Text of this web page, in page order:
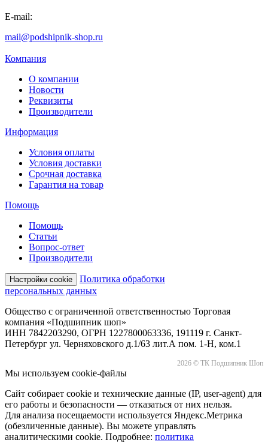
E-mail:
mail@podshipnik-shop.ru
Компания
О компании
Новости
Реквизиты
Производители
Информация
Условия оплаты
Условия доставки
Срочная доставка
Гарантия на товар
Помощь
Помощь
Статьи
Вопрос-ответ
Производители
Настройки cookie
Политика обработки
персональных данных
Общество с ограниченной ответственностью Торговая
компания «Подшипник шоп»
ИНН 7842203290, ОГРН 1227800063336, 191119 г. Санкт-
Петербург ул. Черняховского д.1/63 лит.А пом. 1-Н, ком.1
2026 © ТК Подшипник Шоп
Мы используем cookie-файлы
Сайт собирает cookie и технические данные (IP, user-agent) для
его работы и безопасности — отказаться от них нельзя.
Для анализа посещаемости используется Яндекс.Метрика
(обезличенные данные). Вы можете управлять
аналитическими cookie. Подробнее: политика